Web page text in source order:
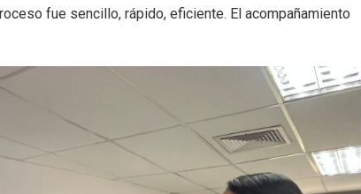
fue sencillo, rápido, eficiente. El acompañamiento